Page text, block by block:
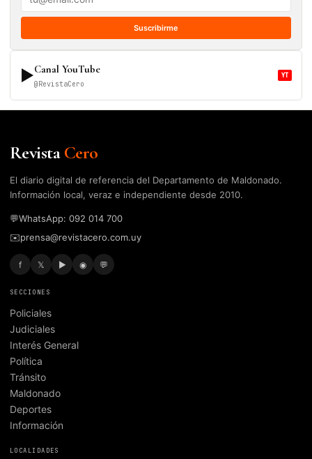
Suscribirme
▶Canal YouTube
@RevistaCero
YT
RevistaCero
El diario digital de referencia del Departamento de Maldonado.
Información local, veraz e independiente desde 2010.
💬WhatsApp: 092 014 700
✉️prensa@revistacero.com.uy
f 𝕏 ▶ ◉ 💬
SECCIONES
Policiales
Judiciales
Interés General
Política
Tránsito
Maldonado
Deportes
Información
LOCALIDADES